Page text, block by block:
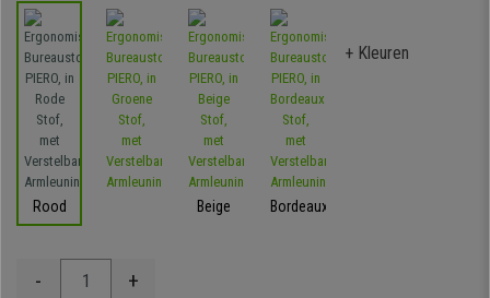
Rood Beige Bordeaux
+ Kleuren
- +